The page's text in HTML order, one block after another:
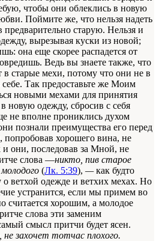
чтобы они облеклись в новую
Поймите же, что нельзя надеть
старую. Нельзя и
вырезывая куски из новой;
она еще скорее распадется от
Ведь вы знаете также, что
старые мехи, потому что они не в
себе. Так предоставьте же Моим
новыми мехами для принятия
новую одежду, сбросив с себя
не вполне прониклись духом
познали преимущества его перед
хорошего вина, не
и они, последовав за Мной, не
слова —никто, пив старое
(Лк. 5:39), —как будто
о ветхой одежде и ветхих мехах. Но
устранится, если мы примем во
считается хорошим, а молодое
слова эти заменим
смысл притчи будет ясен.
захочет тотчас плохого.